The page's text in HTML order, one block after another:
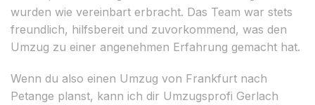
wurden wie vereinbart erbracht. Das Team war stets
freundlich, hilfsbereit und zuvorkommend, was den
Umzug zu einer angenehmen Erfahrung gemacht hat.
Wenn du also einen Umzug von Frankfurt nach
Petange planst, kann ich dir Umzugsprofi Gerlach